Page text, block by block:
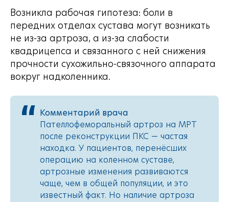
Возникла рабочая гипотеза: боли в
передних отделах сустава могут возникать
не из-за артроза, а из-за слабости
квадрицепса и связанного с ней снижения
прочности сухожильно-связочного аппарата
вокруг надколенника.
Комментарий врача
Пателлофеморальный артроз на МРТ
после реконструкции ПКС — частая
находка. У пациентов, перенёсших
операцию на коленном суставе,
артрозные изменения развиваются
чаще, чем в общей популяции, и это
известный факт. Но наличие артроза